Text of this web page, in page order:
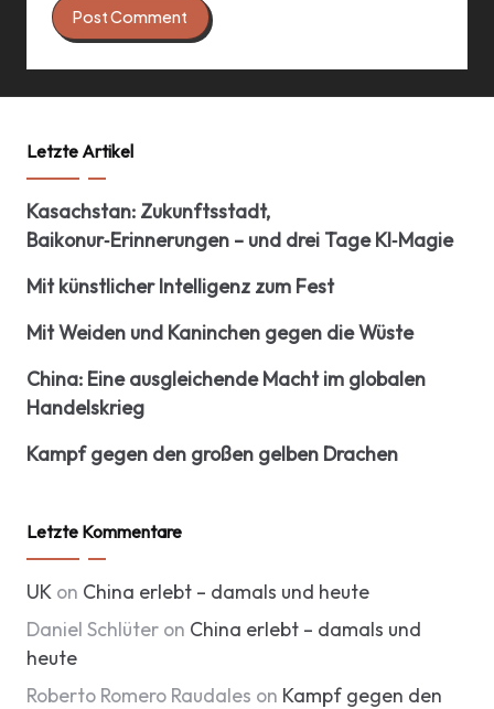
Letzte Artikel
Kasachstan: Zukunftsstadt,
Baikonur‑Erinnerungen – und drei Tage KI‑Magie
Mit künstlicher Intelligenz zum Fest
Mit Weiden und Kaninchen gegen die Wüste
China: Eine ausgleichende Macht im globalen
Handelskrieg
Kampf gegen den großen gelben Drachen
Letzte Kommentare
UK on China erlebt – damals und heute
Daniel Schlüter on China erlebt – damals und
heute
Roberto Romero Raudales on Kampf gegen den